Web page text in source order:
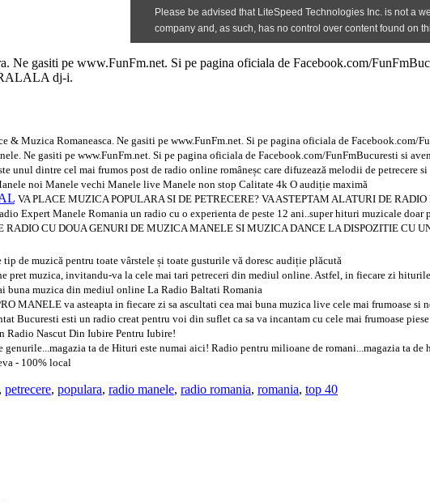
Ne gasiti pe www.FunFm.net. Si pe pagina oficiala de Facebook.com/
dj-i.
& Muzica Romaneasca. Ne gasiti pe www.FunFm.net. Si pe pagina oficiala de
Ne gasiti pe www.FunFm.net. Si pe pagina oficiala de Facebook.com/FunFmBucuresti si
unul dintre cel mai frumos post de radio online româneșc care difuzează melodii de petrecere si
noi Manele vechi Manele live Manele non stop Calitate 4k O audiție maximă
VA PLACE MUZICA POPULARA SI DE PETRECERE? VA ASTEPTAM ALATURI DE
Expert Manele Romania un radio cu o experienta de peste 12 ani..super hituri muzicale
RADIO CU DOUA GENURI DE MUZICA MANELE SI MUZICA DANCE LA DISPOZITIE CU
tip de muzică pentru toate vârstele și toate gusturile vă doresc audiție plăcută
pret muzica, invitandu-va la cele mai tari petreceri din mediul online. Astfel, in fiecare zi
buna muzica din mediul online La Radio Baltati Romania
MANELE va asteapta in fiecare zi sa ascultati cea mai buna muzica live cele mai frumoase
Bucuresti esti un radio creat pentru voi din suflet ca sa va incantam cu cele mai frumoase
Radio Nascut Din Iubire Pentru Iubire!
ta de Hituri este numai aici! Radio pentru milioane de romani...magazia ta
- 100% local
, petrecere, populara, radio manele, radio romania, romania, top 40